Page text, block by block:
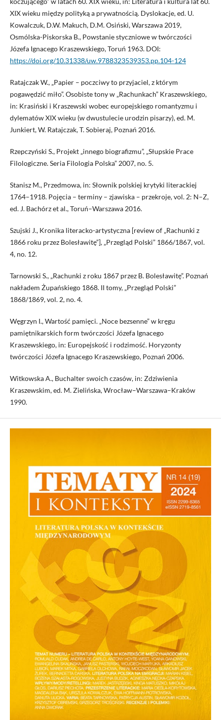
XIX wieku między polityką a prywatnością. Dyslokacje, ed. U.
Kowalczuk, D.W. Makuch, D.M. Osiński, Warszawa 2019,
Osmólska-Piskorska B., Powstanie styczniowe w twórczości
Józefa Ignacego Kraszewskiego, Toruń 1963. DOI:
https://doi.org/10.31338/uw.9788323539353.pp.104-124
Ratajczak W., „Papier – poczciwy to przyjaciel, z którym
pogawędzić miło”. Osobiste tony w „Rachunkach” Kraszewskiego,
in: Krasiński i Kraszewski wobec europejskiego romantyzmu i
dylematów XIX wieku (w dwustulecie urodzin pisarzy), ed. M.
Junkiert, W. Ratajczak, T. Sobieraj, Poznań 2016.
Rzepczyński S., Projekt „innego biografizmu”, „Słupskie Prace
Filologiczne. Seria Filologia Polska” 2007, no. 5.
Stanisz M., Przedmowa, in: Słownik polskiej krytyki literackiej
1764–1918. Pojęcia – terminy – zjawiska – przekroje, vol. 2: N–Z,
ed. J. Bachórz et al., Toruń–Warszawa 2016.
Szujski J., Kronika literacko-artystyczna [review of „Rachunki z
1866 roku przez Bolesławitę”], „Przegląd Polski” 1866/1867, vol.
4, no. 12.
Tarnowski S., „Rachunki z roku 1867 przez B. Bolesławitę”. Poznań
nakładem Żupańskiego 1868. II tomy, „Przegląd Polski”
1868/1869, vol. 2, no. 4.
Węgrzyn I., Wartość pamięci. „Noce bezsenne” w kręgu
pamiętnikarskich form twórczości Józefa Ignacego
Kraszewskiego, in: Europejskość i rodzimość. Horyzonty
twórczości Józefa Ignacego Kraszewskiego, Poznań 2006.
Witkowska A., Buchalter swoich czasów, in: Zdziwienia
Kraszewskim, ed. M. Zielińska, Wrocław–Warszawa–Kraków
1990.